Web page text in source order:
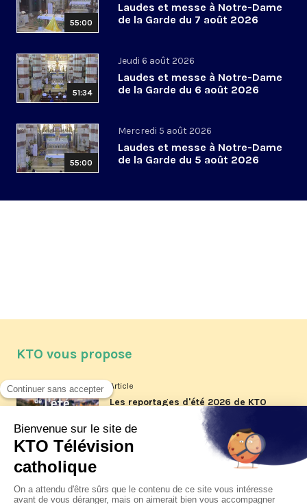
55:00
Laudes et messe à Notre-Dame
de la Garde du 7 août 2026
51:34
Jeudi 6 août 2026
Laudes et messe à Notre-Dame
de la Garde du 6 août 2026
55:00
Mercredi 5 août 2026
Laudes et messe à Notre-Dame
de la Garde du 5 août 2026
KTO vous propose
Article
Les reportages d'été 2026 de KTO
Article
La visite pastorale du pape Léon
jeudi 6 août